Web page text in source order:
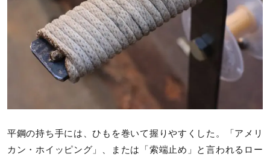
平鋼の持ち手には、ひもを巻いて握りやすくした。「アメリ
カン・ホイッピング」、または「索端止め」と言われるロー